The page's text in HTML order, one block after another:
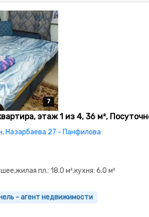
7
7
7
7
7
этаж 1 из 4, 36 м²,
Назарбаева 27 - Панфилова
пл.: 18.0 м²,кухня: 6.0 м²
- агент недвижимости